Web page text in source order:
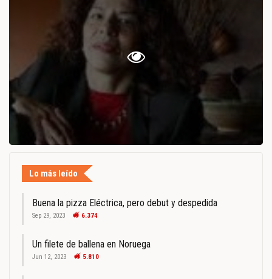
Lo más leído
Buena la pizza Eléctrica, pero debut y despedida
Sep 29, 2023 6.374
Un filete de ballena en Noruega
Jun 12, 2023 5.810